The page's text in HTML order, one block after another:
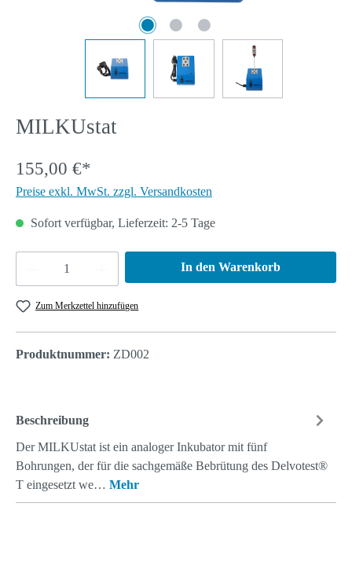
MILKUstat
155,00 €*
Preise exkl. MwSt. zzgl. Versandkosten
Sofort verfügbar, Lieferzeit: 2-5 Tage
Produkt Anzahl: Gib den gewünschten Wert
In den Warenkorb
Zum Merkzettel hinzufügen
Produktnummer: ZD002
Beschreibung
Der MILKUstat ist ein analoger Inkubator mit fünf
Bohrungen, der für die sachgemäße Bebrütung des Delvotest®
T eingesetzt we… Mehr